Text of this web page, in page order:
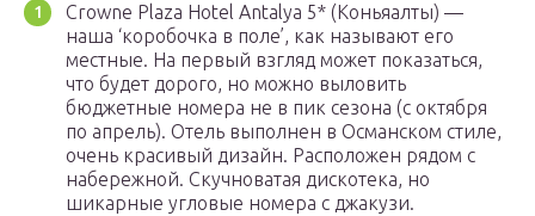
Crowne Plaza Hotel Antalya 5* (Коньяалты) —
наша ‘коробочка в поле’, как называют его
местные. На первый взгляд может показаться,
что будет дорого, но можно выловить
бюджетные номера не в пик сезона (с октября
по апрель). Отель выполнен в Османском стиле,
очень красивый дизайн. Расположен рядом с
набережной. Скучноватая дискотека, но
шикарные угловые номера с джакузи.